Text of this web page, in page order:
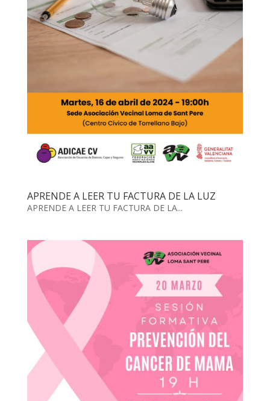
APRENDE A LEER TU FACTURA DE LA LUZ
APRENDE A LEER TU FACTURA DE LA...